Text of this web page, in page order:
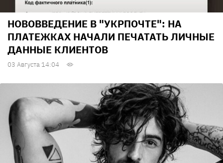
НОВОВВЕДЕНИЕ В "УКРПОЧТЕ": НА
ПЛАТЕЖКАХ НАЧАЛИ ПЕЧАТАТЬ ЛИЧНЫЕ
ДАННЫЕ КЛИЕНТОВ
03 Августа 14:04